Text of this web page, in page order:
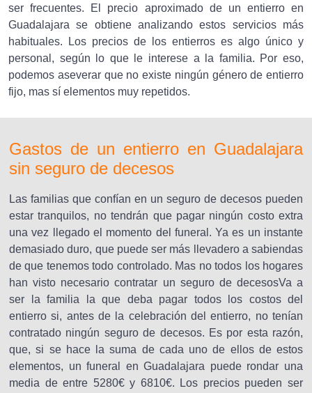
ser frecuentes. El precio aproximado de un entierro en
Guadalajara se obtiene analizando estos servicios más
habituales. Los precios de los entierros es algo único y
personal, según lo que le interese a la familia. Por eso,
podemos aseverar que no existe ningún género de entierro
fijo, mas sí elementos muy repetidos.
Gastos de un entierro en Guadalajara
sin seguro de decesos
Las familias que confían en un seguro de decesos pueden
estar tranquilos, no tendrán que pagar ningún costo extra
una vez llegado el momento del funeral. Ya es un instante
demasiado duro, que puede ser más llevadero a sabiendas
de que tenemos todo controlado. Mas no todos los hogares
han visto necesario contratar un seguro de decesosVa a
ser la familia la que deba pagar todos los costos del
entierro si, antes de la celebración del entierro, no tenían
contratado ningún seguro de decesos. Es por esta razón,
que, si se hace la suma de cada uno de ellos de estos
elementos, un funeral en Guadalajara puede rondar una
media de entre 5280€ y 6810€. Los precios pueden ser